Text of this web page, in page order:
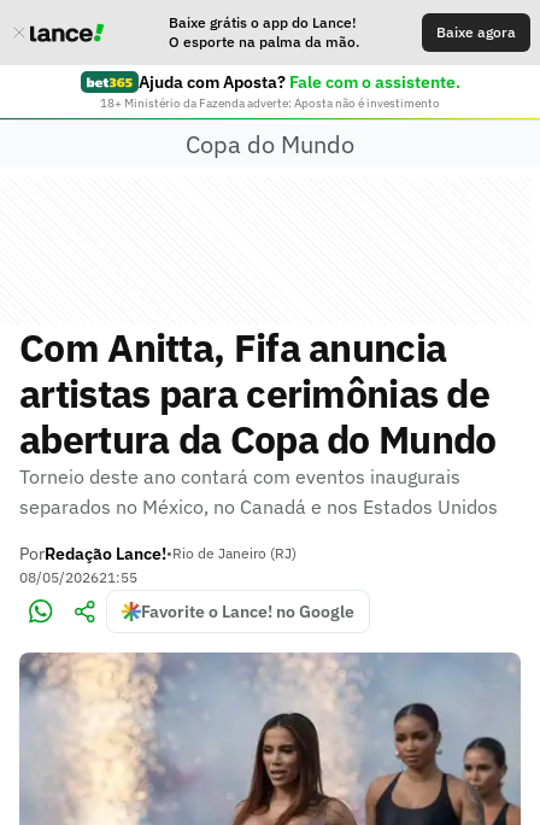
Baixe grátis o app do Lance!
O esporte na palma da mão.
Baixe agora
Ajuda com Aposta? Fale com o assistente.
18+ Ministério da Fazenda adverte: Aposta não é investimento
Copa do Mundo
Com Anitta, Fifa anuncia
artistas para cerimônias de
abertura da Copa do Mundo
Torneio deste ano contará com eventos inaugurais
separados no México, no Canadá e nos Estados Unidos
PorRedação Lance!•Rio de Janeiro (RJ)
08/05/202621:55
Favorite o Lance! no Google